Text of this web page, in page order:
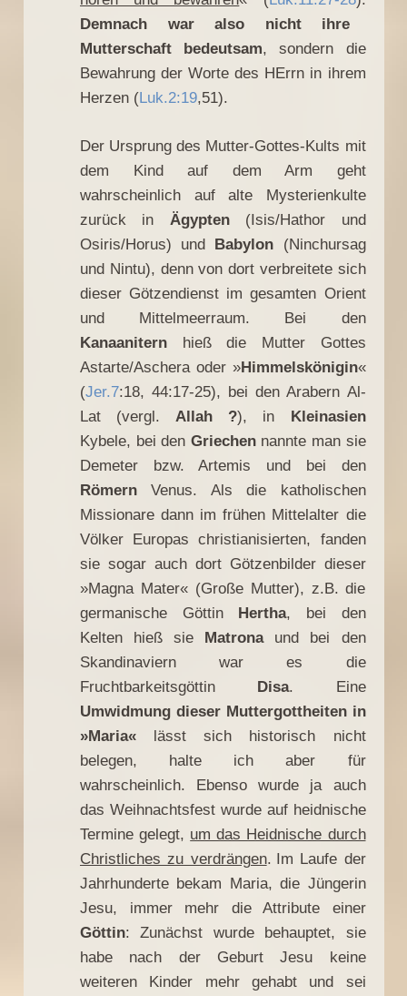
Demnach war also nicht ihre
Mutterschaft bedeutsam, sondern die
Bewahrung der Worte des HErrn in ihrem
Herzen (Luk.2:19,51).
Der Ursprung des Mutter-Gottes-Kults mit
dem Kind auf dem Arm geht
wahrscheinlich auf alte Mysterienkulte
zurück in Ägypten(Isis/Hathor und
Osiris/Horus) und Babylon (Ninchursag
und Nintu), denn von dort verbreitete sich
dieser Götzendienst im gesamten Orient
und Mittelmeerraum. Bei den
Kanaanitern hieß die Mutter Gottes
Astarte/Aschera oder »Himmelskönigin«
(Jer.7:18, 44:17-25), bei den Arabern Al-
Lat (vergl.Allah ?), in Kleinasien
Kybele, bei den Griechennannte man sie
Demeter bzw. Artemis und bei den
Römern Venus. Als die katholischen
Missionare dann im frühen Mittelalter die
Völker Europas christianisierten, fanden
sie sogar auch dort Götzenbilder dieser
»Magna Mater« (Große Mutter), z.B. die
germanische Göttin Hertha, bei den
Kelten hieß sie Matrona und bei den
Skandinaviern war es die
Fruchtbarkeitsgöttin Disa. Eine
Umwidmung dieser Muttergottheiten in
»Maria« lässt sich historisch nicht
belegen, halte ich aber für
wahrscheinlich. Ebenso wurde ja auch
das Weihnachtsfest wurde auf heidnische
Termine gelegt, um das Heidnische durch
Christliches zu verdrängen. Im Laufe der
Jahrhunderte bekam Maria, die Jüngerin
Jesu, immer mehr die Attribute einer
Göttin: Zunächst wurde behauptet, sie
habe nach der Geburt Jesu keine
weiteren Kinder mehr gehabt und sei